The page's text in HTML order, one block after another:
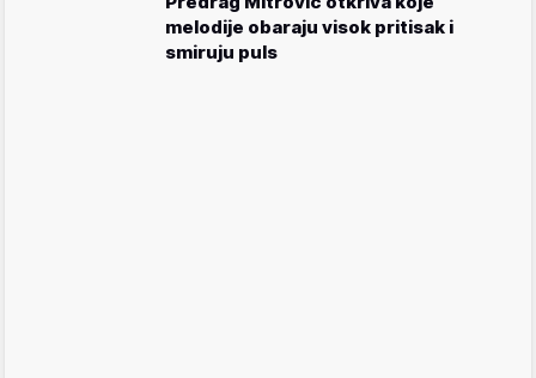
melodije obaraju visok pritisak i
smiruju puls